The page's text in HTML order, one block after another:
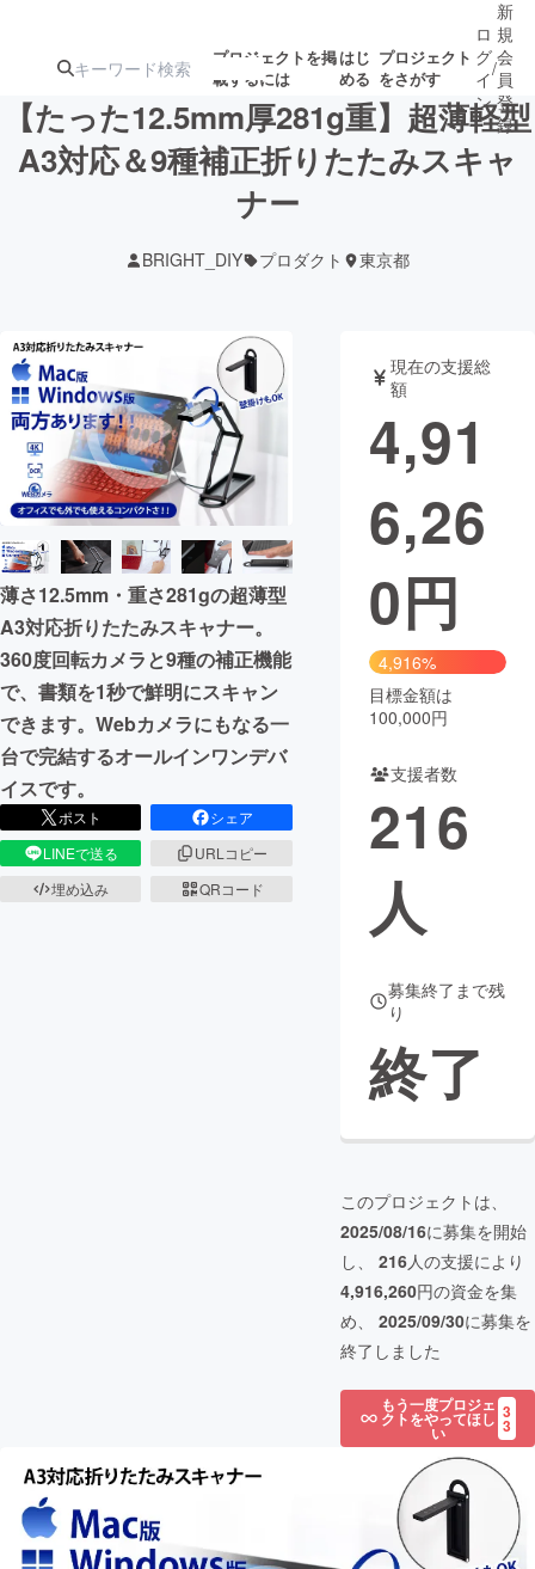
プロジェクトを掲
載するには
はじ
める
プロジェクト
をさがす
注目の新着プロ募集終了が近いプ
テクノロジー・ガジェット
映像・映画 書籍・雑誌
ビジネス・起業 チャレンジ
まちづくり・地域活性化
CAMPFIRE for Social Good CAMPFIRE Creation
CAMPFIREふるさと納税machi-ya コミュニティ
ロ
グ
イ
ン
/
新
規
会
員
登
録
【たった12.5mm厚281g重】超薄軽型
A3対応＆9種補正折りたたみスキャ
ナー
BRIGHT_DIY プロダクト 東京都
薄さ12.5mm・重さ281gの超薄型
A3対応折りたたみスキャナー。
360度回転カメラと9種の補正機能
で、書類を1秒で鮮明にスキャン
できます。Webカメラにもなる一
台で完結するオールインワンデバ
イスです。
ポスト
シェア
LINEで送る
URLコピー
埋め込み
QRコード
現在の支援総
額
4,91
6,26
0円
4,916%
目標金額は
100,000円
支援者数
216
人
募集終了まで残
り
終了
このプロジェクトは、
2025/08/16に募集を開始
し、 216人の支援により
4,916,260円の資金を集
め、 2025/09/30に募集を
終了しました
もう一度プロジェ
クトをやってほし
い
3
3